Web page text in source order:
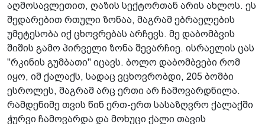
აღმოსავლეთით, ღაზის სექტორთან არის ახლოს. ეს
შედარებით რთული ზონაა, მაგრამ ებრაელების
უმეტესობა იქ ცხოვრებას არჩევს. მე დაბომბვის
შიშის გამო პირველი ზონა შევარჩიე. ისრაელის ცას
"რკინის გუმბათი" იცავს. ბოლო დაბომბვები რომ
იყო, იმ ქალაქს, სადაც ვცხოვრობდი, 205 ბომბი
ესროლეს, მაგრამ არც ერთი არ ჩამოვარდნილა.
რამდენიმე თვის წინ ერთ-ერთ სასაზღვრო ქალაქში
ჭურვი ჩამოვარდა და მოხუცი ქალი თავის